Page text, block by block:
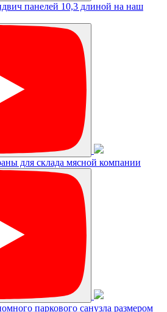
панелей 10,3 длиной на наш
для склада мясной компании
паркового санузла размером